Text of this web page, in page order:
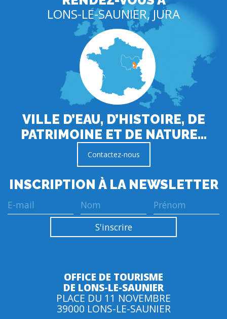
LONS-LE-SAUNIER, JURA
VILLE D’EAU, D’HISTOIRE, DE
PATRIMOINE ET DE NATURE…
Contactez-nous
INSCRIPTION À LA NEWSLETTER
OFFICE DE TOURISME
DE LONS-LE-SAUNIER
PLACE DU 11 NOVEMBRE
39000 LONS-LE-SAUNIER